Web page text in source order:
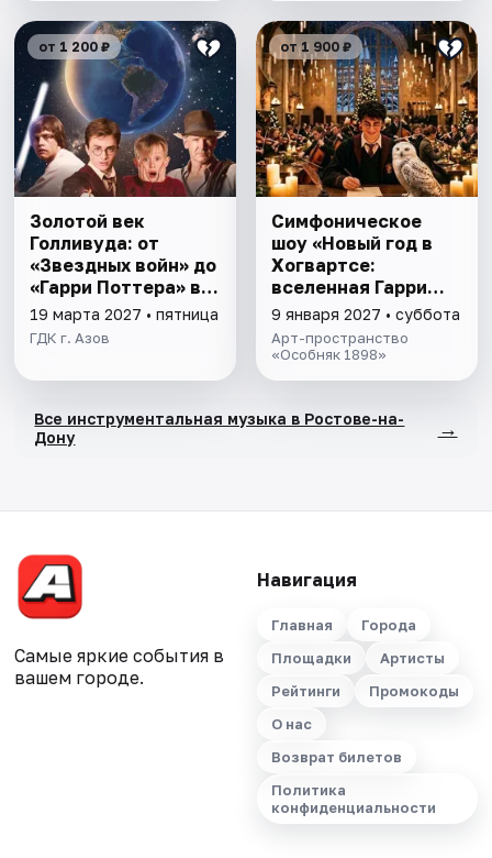
от 1 200 ₽
Золотой век
Голливуда: от
«Звездных войн» до
«Гарри Поттера» в
свете 1000 свечей
19 марта 2027 • пятница
ГДК г. Азов
от 1 900 ₽
Симфоническое
шоу «Новый год в
Хогвартсе:
вселенная Гарри
Поттера»
9 января 2027 • суббота
Арт-пространство
«Особняк 1898»
Все инструментальная музыка в Ростове-на-
Дону
→
Самые яркие события в
вашем городе.
Навигация
Главная
Города
Площадки
Артисты
Рейтинги
Промокоды
О нас
Возврат билетов
Политика
конфиденциальности